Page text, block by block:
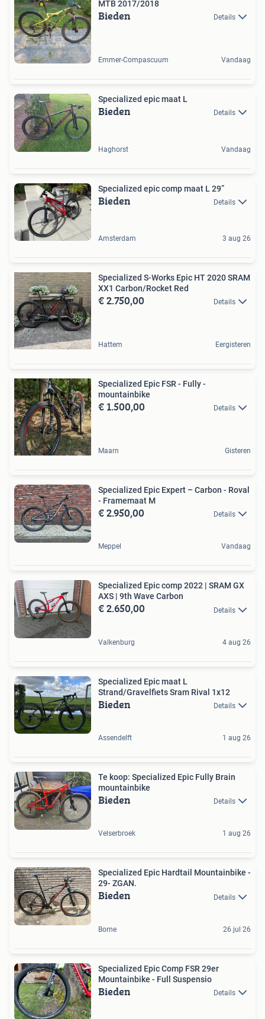
MTB 2017/2018
Bieden Details
Emmer-Compascuum Vandaag
Specialized epic maat L
Bieden Details
Haghorst Vandaag
Specialized epic comp maat L 29”
Bieden Details
Amsterdam 3 aug 26
Specialized S-Works Epic HT 2020 SRAM
XX1 Carbon/Rocket Red
€ 2.750,00 Details
Hattem Eergisteren
Specialized Epic FSR - Fully -
mountainbike
€ 1.500,00 Details
Maarn Gisteren
Specialized Epic Expert – Carbon - Roval
- Framemaat M
€ 2.950,00 Details
Meppel Vandaag
Specialized Epic comp 2022 | SRAM GX
AXS | 9th Wave Carbon
€ 2.650,00 Details
Valkenburg 4 aug 26
Specialized Epic maat L
Strand/Gravelfiets Sram Rival 1x12
Bieden Details
Assendelft 1 aug 26
Te koop: Specialized Epic Fully Brain
mountainbike
Bieden Details
Velserbroek 1 aug 26
Specialized Epic Hardtail Mountainbike -
29- ZGAN.
Bieden Details
Borne 26 jul 26
Specialized Epic Comp FSR 29er
Mountainbike - Full Suspensio
Bieden Details